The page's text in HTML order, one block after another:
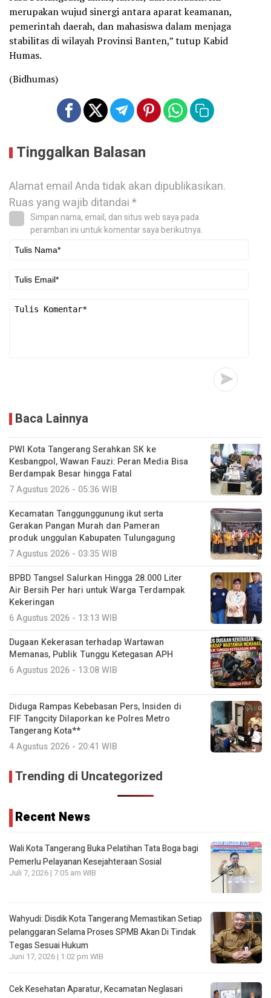
merupakan wujud sinergi antara aparat keamanan,
pemerintah daerah, dan mahasiswa dalam menjaga
stabilitas di wilayah Provinsi Banten,” tutup Kabid
Humas.
(Bidhumas)
Tinggalkan Balasan
Alamat email Anda tidak akan dipublikasikan.
Ruas yang wajib ditandai*
Simpan nama, email, dan situs web saya pada
peramban ini untuk komentar saya berikutnya.
Baca Lainnya
PWI Kota Tangerang Serahkan SK ke
Kesbangpol, Wawan Fauzi: Peran Media Bisa
Berdampak Besar hingga Fatal
7 Agustus 2026 - 05:36 WIB
Kecamatan Tanggunggunung ikut serta
Gerakan Pangan Murah dan Pameran
produk unggulan Kabupaten Tulungagung
7 Agustus 2026 - 03:35 WIB
BPBD Tangsel Salurkan Hingga 28.000 Liter
Air Bersih Per hari untuk Warga Terdampak
Kekeringan
6 Agustus 2026 - 13:13 WIB
Dugaan Kekerasan terhadap Wartawan
Memanas, Publik Tunggu Ketegasan APH
6 Agustus 2026 - 13:08 WIB
Diduga Rampas Kebebasan Pers, Insiden di
FIF Tangcity Dilaporkan ke Polres Metro
Tangerang Kota**
4 Agustus 2026 - 20:41 WIB
Trending di Uncategorized
Recent News
Wali Kota Tangerang Buka Pelatihan Tata Boga bagi
Pemerlu Pelayanan Kesejahteraan Sosial
Juli 7, 2026 | 7:05 am WIB
Wahyudi: Disdik Kota Tangerang Memastikan Setiap
pelanggaran Selama Proses SPMB Akan Di Tindak
Tegas Sesuai Hukum
Juni 17, 2026 | 1:02 pm WIB
Cek Kesehatan Aparatur, Kecamatan Neglasari